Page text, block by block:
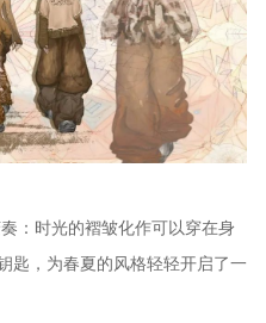
：时光的褶皱化作可以穿在身
匙，为春夏的风格轻轻开启了一